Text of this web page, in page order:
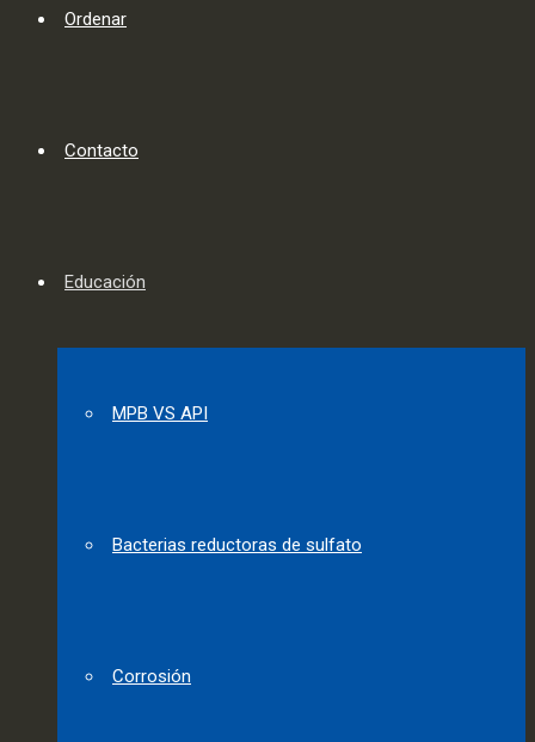
Ordenar
Contacto
Educación
MPB VS API
Bacterias reductoras de sulfato
Corrosión